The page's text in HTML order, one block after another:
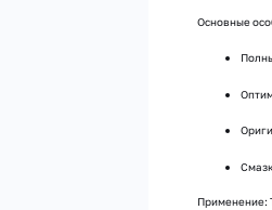
Основные
Применение: